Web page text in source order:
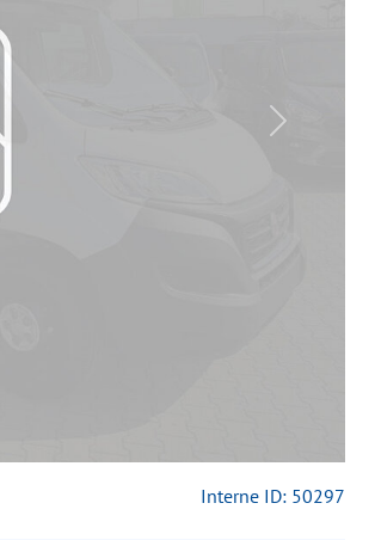
Next
Interne ID: 50297